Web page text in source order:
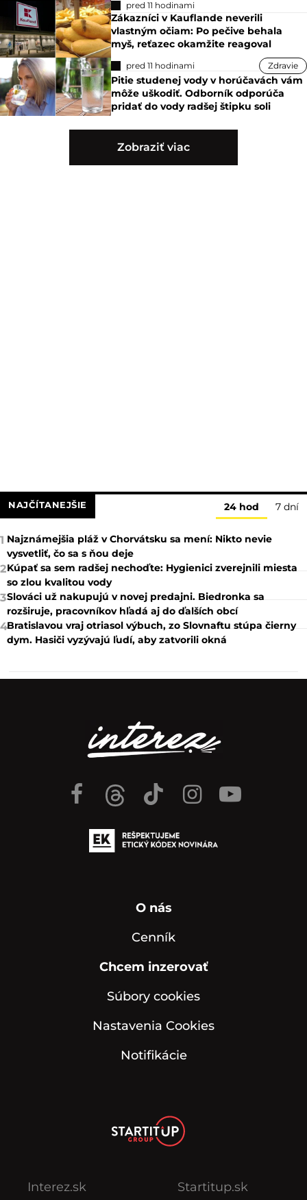
pred 11 hodinami
Zákazníci v Kauflande neverili
vlastným očiam: Po pečive behala
myš, reťazec okamžite reagoval
pred 11 hodinami Zdravie
Pitie studenej vody v horúčavách vám
môže uškodiť. Odborník odporúča
pridať do vody radšej štipku soli
Zobraziť viac
NAJČÍTANEJŠIE 24 hod 7 dní
1 Najznámejšia pláž v Chorvátsku sa mení: Nikto nevie
vysvetliť, čo sa s ňou deje
2Kúpať sa sem radšej nechoďte: Hygienici zverejnili miesta
so zlou kvalitou vody
3Slováci už nakupujú v novej predajni. Biedronka sa
rozširuje, pracovníkov hľadá aj do ďalších obcí
4Bratislavou vraj otriasol výbuch, zo Slovnaftu stúpa čierny
dym. Hasiči vyzývajú ľudí, aby zatvorili okná
O nás
Cenník
Chcem inzerovať
Súbory cookies
Nastavenia Cookies
Notifikácie
Interez.sk Startitup.sk